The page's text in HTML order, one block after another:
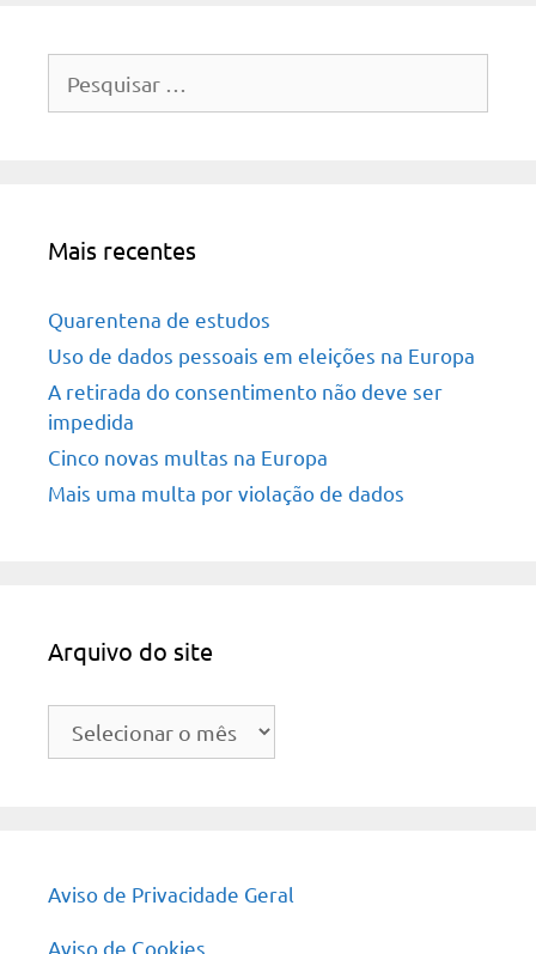
por:
Mais recentes
Quarentena de estudos
Uso de dados pessoais em eleições na Europa
A retirada do consentimento não deve ser
impedida
Cinco novas multas na Europa
Mais uma multa por violação de dados
Arquivo do site
Arquivo
Aviso de Privacidade Geral
Aviso de Cookies